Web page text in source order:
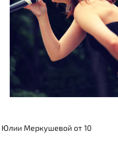
Юлии Меркушевой от 10